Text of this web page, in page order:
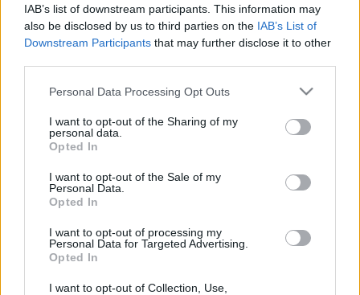
IAB’s list of downstream participants. This information may
also be disclosed by us to third parties on the IAB’s List of
Downstream Participants that may further disclose it to other
Please note that this website/app uses one or more Google
not limited to your visit or usage behaviour. You may click to
grant or deny consent to Google and its third-party tags to
use your data for below specified purposes in below Google
consent section.
Personal Data Processing Opt Outs
I want to opt-out of the Sharing of my
personal data.
Opted In
I want to opt-out of the Sale of my
Personal Data.
Opted In
I want to opt-out of processing my
Personal Data for Targeted Advertising.
Opted In
I want to opt-out of Collection, Use,
JELENTŐSEN NŐTTEK AZ ÉLELMISZERÁRAK
AUGUSZTUSBAN
2021. szeptember. 12. 19:22
Elsősorban a cukor, a búza és a növényi olajok drágulása miatt.
MEREDEKEN ÍVEL FELFELÉ AZ ÜZEMANYAGOK
2020. május. 13. 17:28
Pénteken újabb drágulás jön.
PÉNTEKEN ÚJRA 300 FORINT FÖLÉ EMELKEDIK
A BENZIN ÁRA
2020. május. 06. 16:47
JAVÍTHATATLANUL ÉDESSZÁJÚ? AKKOR VAN
EGY ROSSZ HÍRÜNK, KEDVENC
ÉDESSÉGÜNKÉRT TÖBBET KELL MAJD